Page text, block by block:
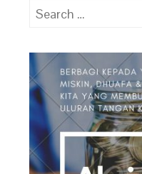
Search